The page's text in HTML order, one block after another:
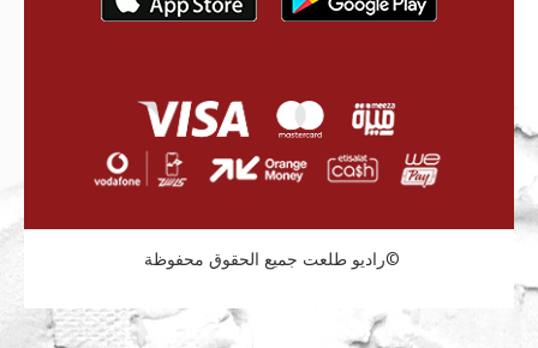
راديو طلعت جميع الحقوق محفوظة©